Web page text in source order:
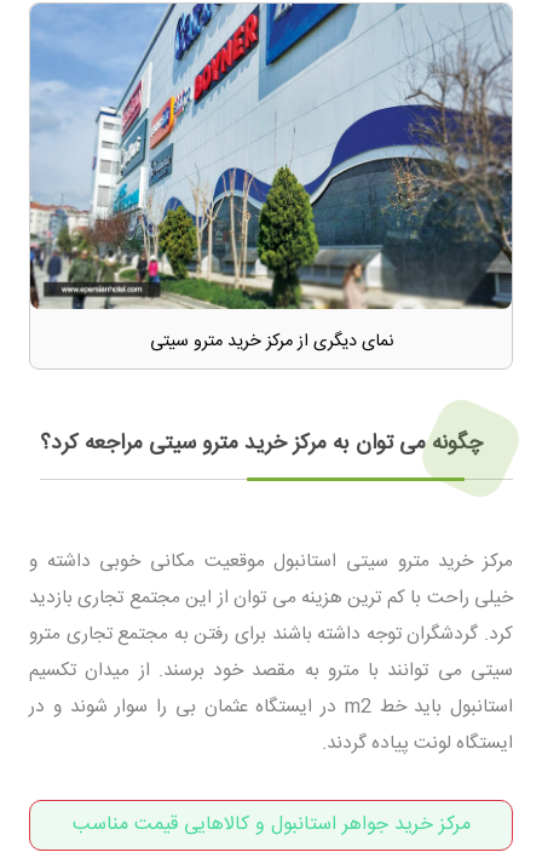
نمای دیگری از مرکز خرید مترو سیتی
چگونه می توان به مرکز خرید مترو سیتی مراجعه کرد؟
مرکز خرید مترو سیتی استانبول موقعیت مکانی خوبی داشته و
خیلی راحت با کم ترین هزینه می توان از این مجتمع تجاری بازدید
کرد. گردشگران توجه داشته باشند برای رفتن به مجتمع تجاری مترو
سیتی می توانند با مترو به مقصد خود برسند. از میدان تکسیم
استانبول باید خط m2 در ایستگاه عثمان بی را سوار شوند و در
ایستگاه لونت پیاده گردند.
مرکز خرید جواهر استانبول و کالاهایی قیمت مناسب